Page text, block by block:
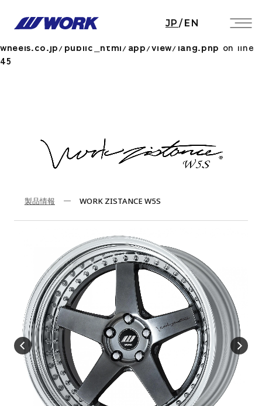
Notice: Undefined index: HTTP_ACCEPT_LANGUAGE
/home/workwheels/work-
wheels.co.jp/public_html/app/view/lang.php on line
45
JP / EN
製品情報 WORK ZISTANCE W5S